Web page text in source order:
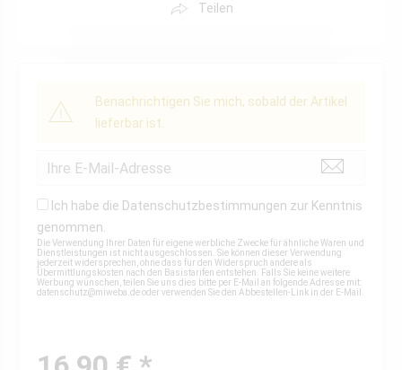
Teilen
Benachrichtigen Sie mich, sobald der Artikel
lieferbar ist.
Ich habe die Datenschutzbestimmungen zur Kenntnis
genommen.
Die Verwendung Ihrer Daten für eigene werbliche Zwecke für ähnliche Waren und
Dienstleistungen ist nicht ausgeschlossen. Sie können dieser Verwendung
jederzeit widersprechen, ohne dass für den Widerspruch andere als
Übermittlungskosten nach den Basistarifen entstehen. Falls Sie keine weitere
Werbung wünschen, teilen Sie uns dies bitte per E-Mail an folgende Adresse mit:
datenschutz@miweba.deoder verwenden Sie den Abbestellen-Link in der E-Mail.